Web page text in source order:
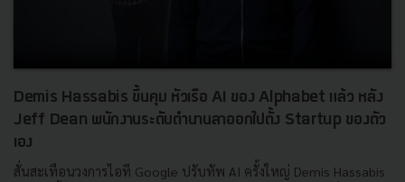
Demis Hassabis ขึ้นคุม หัวเรือ AI ของ Alphabet แล้ว หลัง
Jeff Dean พนักงานระดับตำนานลาออกไปตั้ง Startup ของตัว
เอง
สั่นสะเทือนวงการไอที Google ปรับทัพ AI ครั้งใหญ่ Demis Hassabis